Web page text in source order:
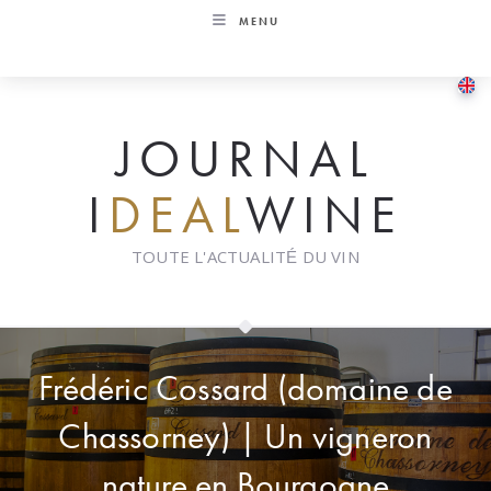
MENU
JOURNAL
I DEALWINE
TOUTE L'ACTUALITÉ DU VIN
Frédéric Cossard (domaine de
Chassorney) | Un vigneron